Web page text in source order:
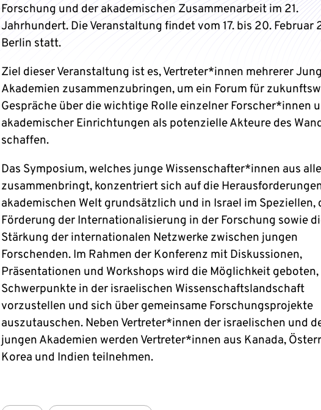
Forschung und der akademischen Zusammenarbeit im 21.
Jahrhundert. Die Veranstaltung findet vom 17. bis 20. Februar
Berlin statt.
Ziel dieser Veranstaltung ist es, Vertreter*innen mehrerer
Akademien zusammenzubringen, um ein Forum für
Gespräche über die wichtige Rolle einzelner Forscher*innen
akademischer Einrichtungen als potenzielle Akteure des
schaffen.
Das Symposium, welches junge Wissenschafter*innen aus
zusammenbringt, konzentriert sich auf die
akademischen Welt grundsätzlich und in Israel im Speziellen,
Förderung der Internationalisierung in der Forschung sowie
Stärkung der internationalen Netzwerke zwischen jungen
Forschenden. Im Rahmen der Konferenz mit Diskussionen,
Präsentationen und Workshops wird die Möglichkeit geboten,
Schwerpunkte in der israelischen Wissenschaftslandschaft
vorzustellen und sich über gemeinsame Forschungsprojekte
auszutauschen. Neben Vertreter*innen der israelischen und
jungen Akademien werden Vertreter*innen aus Kanada,
Korea und Indien teilnehmen.